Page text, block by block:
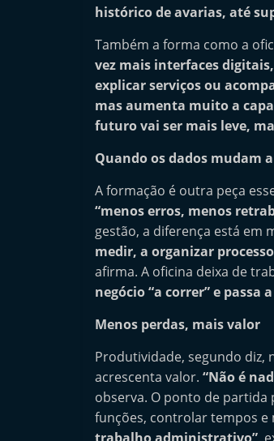
histórico de avarias, até
Também a forma como a
vez mais interfaces
explicar serviços ou
mas aumenta muito a
futuro vai ser mais leve,
Quando os dados mudam
A formação é outra peça
“menos erros, menos
gestão, a diferença está em
medir, a organizar
afirma. A oficina deixa de
negócio “a correr” e passa
Menos perdas, mais valor
Produtividade, segundo diz,
acrescenta valor. “Não é
observa. O ponto de
funções, controlar tempos e